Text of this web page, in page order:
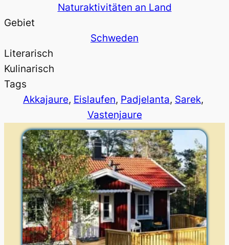
Naturaktivitäten an Land
Gebiet
Schweden
Literarisch
Kulinarisch
Tags
Akkajaure, Eislaufen, Padjelanta, Sarek
Vastenjaure